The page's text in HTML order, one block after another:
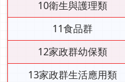
10衛生與護理類
11食品群
12家政群幼保類
13家政群生活應用類